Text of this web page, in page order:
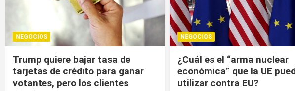
NEGOCIOS
¿Cuál es el “arma nuclear
económica” que la UE puede
utilizar contra EU?
NEGOCIOS
Trump, un año después: la
economía resistió, el
20/01/2026 Medio Invitado